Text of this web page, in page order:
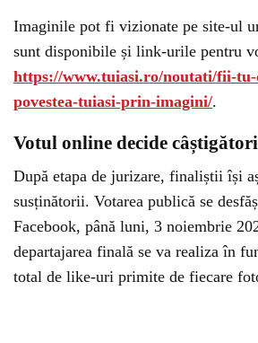
Imaginile pot fi vizionate pe site-ul
sunt disponibile și link-urile pentru
https://www.tuiasi.ro/noutati/fii-tu-
povestea-tuiasi-prin-imagini/.
Votul online decide
După etapa de jurizare, finaliștii își
susținătorii. Votarea publică se
Facebook, până luni, 3 noiembrie
departajarea finală se va realiza în
total de like-uri primite de fiecare